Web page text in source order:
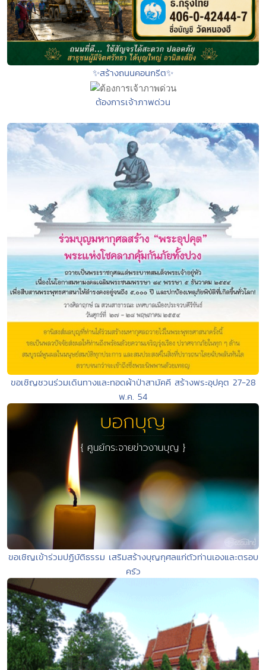
✨สร้างถนนคอนกรีต✨
ต้องการเจ้าภาพด่วน
ขอเชิญชวนร่วมเดินทางและทอดผ้าป่าสามัคคี สร้างพระอุปคุต 27-28
พ.ค. 54
ขอเชิญเข้าร่วมปฏิบัติธรรม เสริมสร้างบุญกุศลแก่ตัวท่านเองและตรอบ
ครัว